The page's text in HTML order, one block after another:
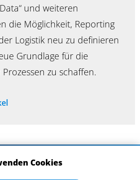
und weiteren
die Möglichkeit, Reporting
Logistik neu zu definieren
Grundlage für die
zu schaffen.
Cookies